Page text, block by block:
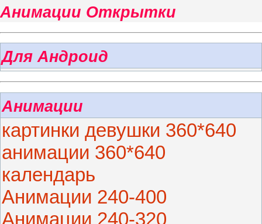
Анимации Открытки
Для Андроид
Анимации
картинки девушки 360*640
анимации 360*640
календарь
Анимации 240-400
Анимации 240-320